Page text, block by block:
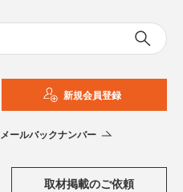
新規会員登録
メールバックナンバー
取材掲載のご依頼